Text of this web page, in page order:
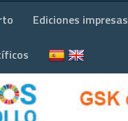
Ediciones impresas